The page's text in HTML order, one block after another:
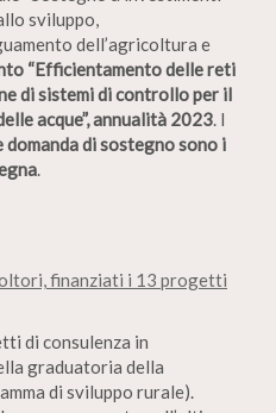
sviluppo,
dell’agricoltura e
“Efficientamento delle reti
di sistemi di controllo per il
acque”, annualità 2023. I
domanda di sostegno sono i
.
finanziati i 13 progetti
di consulenza in
graduatoria della
di sviluppo rurale).